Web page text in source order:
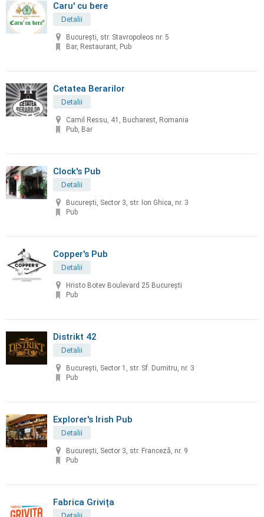
Caru' cu bere
Detalii
București, str. Stavropoleos nr. 5
Bar, Restaurant, Pub
Cetatea Berarilor
Detalii
Camil Ressu, 41, Bucharest, Romania
Pub, Bar
Clock's Pub
Detalii
București, Sector 3, str. Ion Ghica, nr. 3
Pub
Copper's Pub
Detalii
Hristo Botev Boulevard 25 București
Pub
Distrikt 42
Detalii
București, Sector 1, str. Sf. Dumitru, nr. 3
Pub
Explorer's Irish Pub
Detalii
București, Sector 3, str. Franceză, nr. 9
Pub
Fabrica Grivița